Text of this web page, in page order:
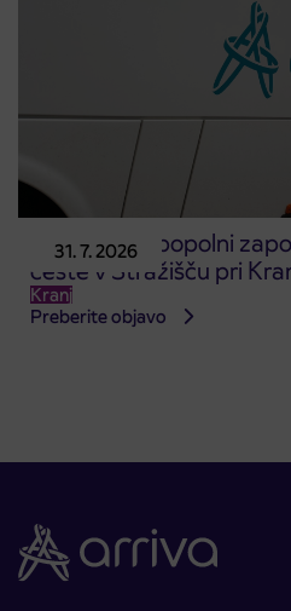
31. 7. 2026
Obvestilo o popolni
ceste v Stražišču pri
Kranj
Preberite objavo